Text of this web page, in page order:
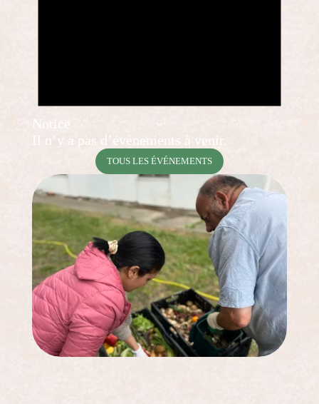
Notice
Il n’y a pas d’évènements à venir.
TOUS LES ÉVÉNEMENTS